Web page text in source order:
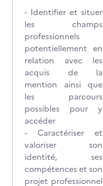
- Identifier et situer
les champs
professionnels
potentiellement en
relation avec les
acquis de la
mention ainsi que
les parcours
possibles pour y
accéder
- Caractériser et
valoriser son
identité, ses
compétences et son
projet professionnel